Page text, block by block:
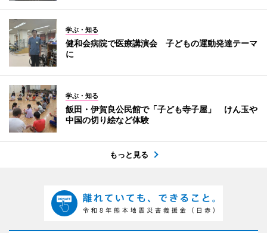
学ぶ・知る
健和会病院で医療講演会 子どもの運動発達テーマ
に
学ぶ・知る
飯田・伊賀良公民館で「子ども寺子屋」 けん玉や
中国の切り絵など体験
もっと見る